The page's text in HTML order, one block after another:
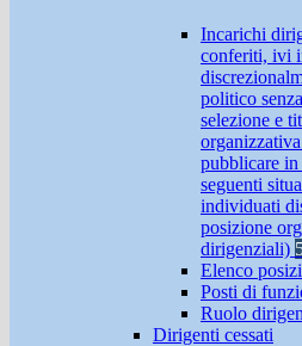
Incarichi
conferiti, ivi
politico
selezione e
pubblicare
seguenti
individuati
posizione
dirigenziali)
Elenco
Posti di
Ruolo
Dirigenti cessati